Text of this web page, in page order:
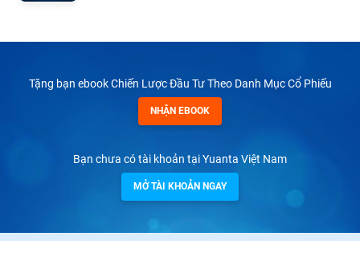
Tặng bạn ebook Chiến Lược Đầu Tư Theo Danh Mục Cổ Phiếu
NHẬN EBOOK
Bạn chưa có tài khoản tại Yuanta Việt Nam
MỞ TÀI KHOẢN NGAY